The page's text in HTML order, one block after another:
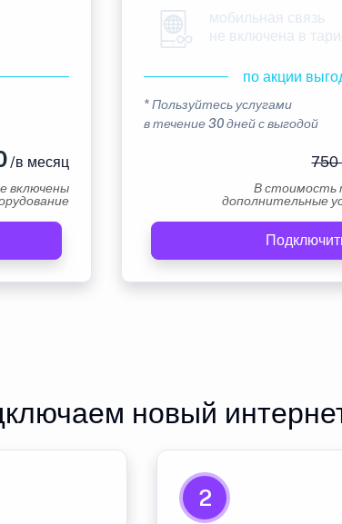
/в месяц
включены
мобильная связь
не включена в
по акции
* Пользуйтесь услугами
в течение 30 дней с выгодой
750
В стоимость
дополнительные
новый
2